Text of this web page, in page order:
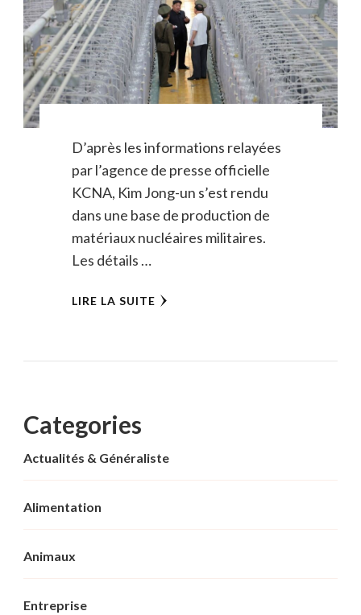
D’après les informations relayées
par l’agence de presse officielle
KCNA, Kim Jong-un s’est rendu
dans une base de production de
matériaux nucléaires militaires.
Les détails …
LIRE LA SUITE
Categories
Actualités & Généraliste
Alimentation
Animaux
Entreprise